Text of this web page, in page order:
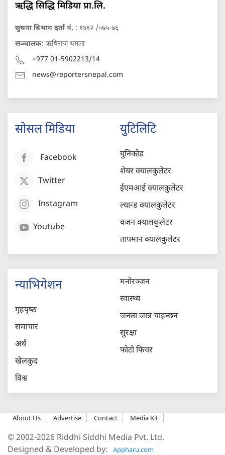
ऋद्धि सिद्धि मिडिया प्रा.लि.
सुचना बिभाग दर्ता नं. : १४१२ /०७५-७६
सञ्चालक: ऋषिराज धमला
+977 01-5902213/14
news@reportersnepal.com
सोसल मिडिया
Facebook
Twitter
Instagram
Youtube
युटिलिटि
युनिकोड
शेयर क्यालकुलेटर
ईएमआई क्यालकुलेटर
ल्यान्ड क्यालकुलेटर
वजन क्यालकुलेटर
तापमान क्यालकुलेटर
न्याभिगेशन
गृहपृष्‍ठ
समाचार
अर्थ
खेलकुद
विश्व
मनोरञ्जन
स्वास्थ्य
जनता जान्न चाहन्छन
सुरक्षा
फोटो फिचर
About Us Advertise Contact Media Kit
© 2002-2026 Riddhi Siddhi Media Pvt. Ltd.
Designed & Developed by:
Appharu.com